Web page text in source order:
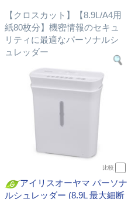
【クロスカット】【8.9L/A4用
紙80枚分】機密情報のセキュ
リティに最適なパーソナルシ
ュレッダー
比較
アイリスオーヤマ パーソナ
ルシュレッダー (8.9L 最大細断